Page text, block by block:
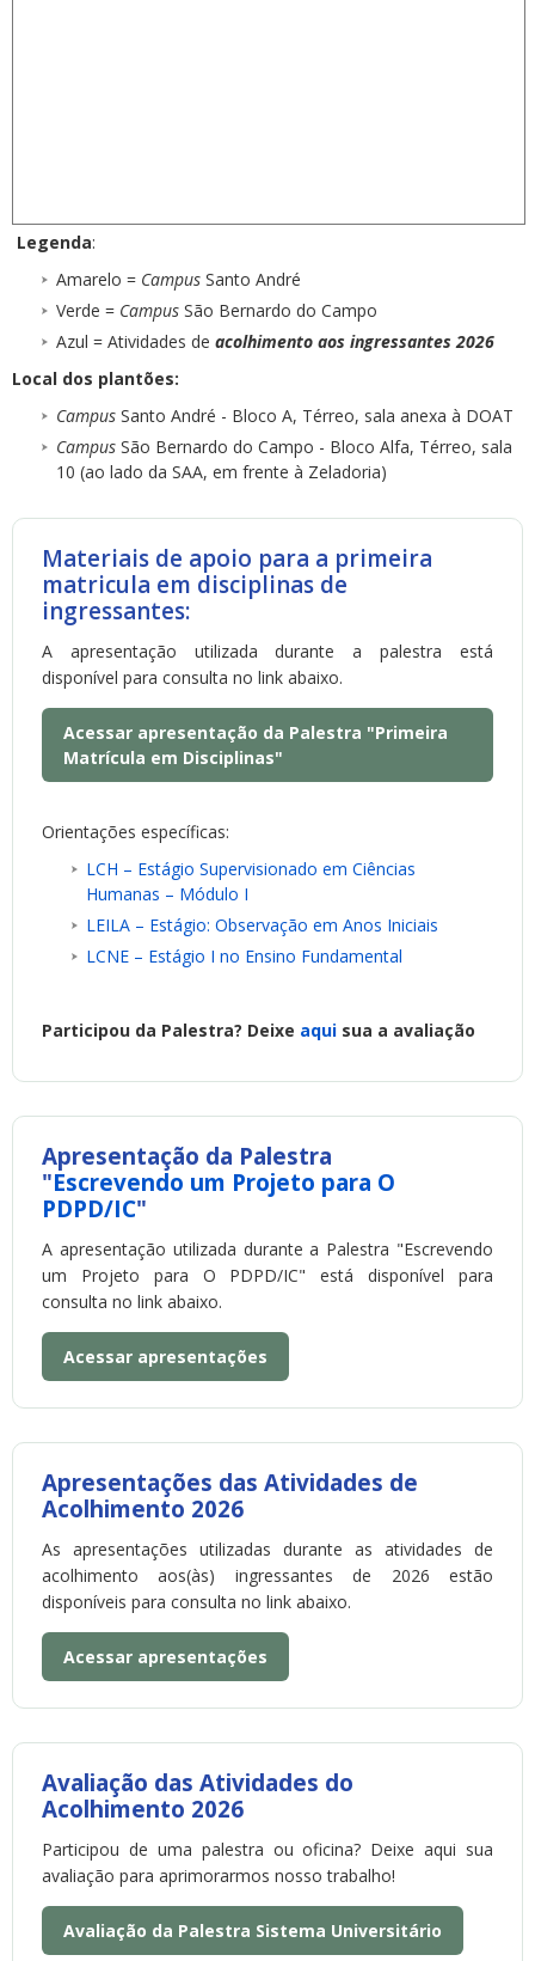
Legenda:
Amarelo = Campus Santo André
Verde = Campus São Bernardo do Campo
Azul = Atividades de acolhimento aos ingressantes 2026
Local dos plantões:
Campus Santo André - Bloco A, Térreo, sala anexa à DOAT
Campus São Bernardo do Campo - Bloco Alfa, Térreo, sala
10 (ao lado da SAA, em frente à Zeladoria)
Materiais de apoio para a primeira
matricula em disciplinas de
ingressantes:
A apresentação utilizada durante a palestra está
disponível para consulta no link abaixo.
Acessar apresentação da Palestra "Primeira
Matrícula em Disciplinas"
Orientações específicas:
LCH – Estágio Supervisionado em Ciências
Humanas – Módulo I
LEILA – Estágio: Observação em Anos Iniciais
LCNE – Estágio I no Ensino Fundamental
Participou da Palestra? Deixe aqui sua a avaliação
Apresentação da Palestra
"Escrevendo um Projeto para O
PDPD/IC"
A apresentação utilizada durante a Palestra "Escrevendo
um Projeto para O PDPD/IC" está disponível para
consulta no link abaixo.
Acessar apresentações
Apresentações das Atividades de
Acolhimento 2026
As apresentações utilizadas durante as atividades de
acolhimento aos(às) ingressantes de 2026 estão
disponíveis para consulta no link abaixo.
Acessar apresentações
Avaliação das Atividades do
Acolhimento 2026
Participou de uma palestra ou oficina? Deixe aqui sua
avaliação para aprimorarmos nosso trabalho!
Avaliação da Palestra Sistema Universitário